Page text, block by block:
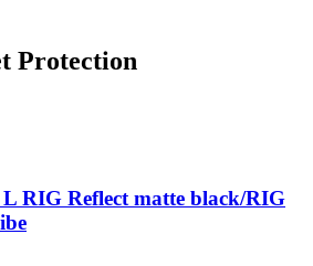
Protection
RIG Reflect matte black/RIG